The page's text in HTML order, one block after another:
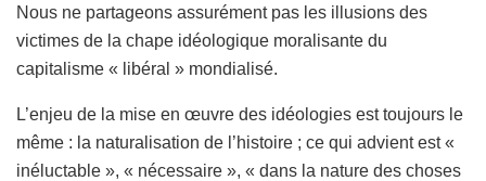
Nous ne partageons assurément pas les illusions des
victimes de la chape idéologique moralisante du
capitalisme « libéral » mondialisé.
L’enjeu de la mise en œuvre des idéologies est toujours le
même : la naturalisation de l’histoire ; ce qui advient est «
inéluctable », « nécessaire », « dans la nature des choses